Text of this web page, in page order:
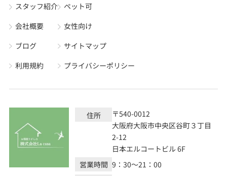
スタッフ紹介
会社概要
ブログ
利用規約
ペット可
女性向け
サイトマップ
プライバシーポリシー
住所
〒540-0012
大阪府大阪市中央区谷町３丁目
2-12
日本エルコートビル 6F
営業時間 9：30～21：00